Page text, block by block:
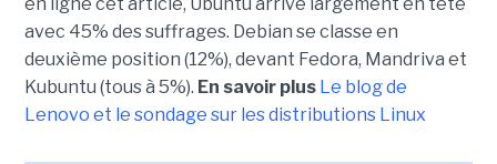
avec 45% des suffrages. Debian se classe en
deuxième position (12%), devant Fedora, Mandriva et
Kubuntu (tous à 5%). En savoir plus Le blog de
Lenovo et le sondage sur les distributions Linux